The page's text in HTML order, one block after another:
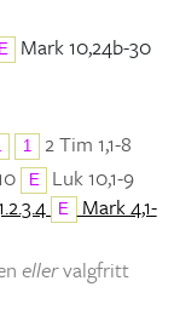
E Mark 10,24b-30
1
2 Tim 1,1-8
E Luk 10,1-9
E Mark 4,1-
ellervalgfritt